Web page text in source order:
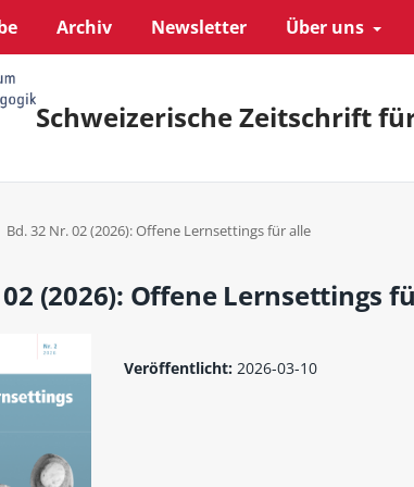
Archiv Newsletter Über uns
Schweizerische Zeitschrift
Bd. 32 Nr. 02 (2026): Offene Lernsettings für alle
02 (2026): Offene Lernsettings
Veröffentlicht: 2026-03-10